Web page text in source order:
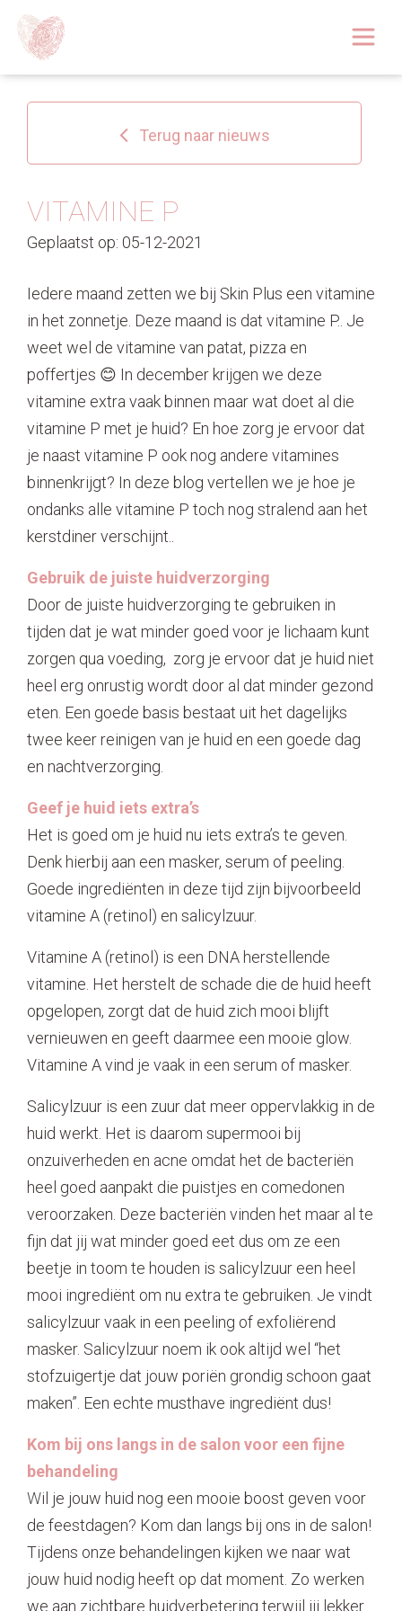
Over
Huidoplossingen
Behandelingen
Tarieven 2026
Blog
Webshop
Afspraak
Contact
Terug naar nieuws
VITAMINE P
Geplaatst op: 05-12-2021
Iedere maand zetten we bij Skin Plus een vitamine
in het zonnetje. Deze maand is dat vitamine P.. Je
weet wel de vitamine van patat, pizza en
poffertjes 😊 In december krijgen we deze
vitamine extra vaak binnen maar wat doet al die
vitamine P met je huid? En hoe zorg je ervoor dat
je naast vitamine P ook nog andere vitamines
binnenkrijgt? In deze blog vertellen we je hoe je
ondanks alle vitamine P toch nog stralend aan het
kerstdiner verschijnt..
Gebruik de juiste huidverzorging
Door de juiste huidverzorging te gebruiken in
tijden dat je wat minder goed voor je lichaam kunt
zorgen qua voeding, zorg je ervoor dat je huid niet
heel erg onrustig wordt door al dat minder gezond
eten. Een goede basis bestaat uit het dagelijks
twee keer reinigen van je huid en een goede dag
en nachtverzorging.
Geef je huid iets extra’s
Het is goed om je huid nu iets extra’s te geven.
Denk hierbij aan een masker, serum of peeling.
Goede ingrediënten in deze tijd zijn bijvoorbeeld
vitamine A (retinol) en salicylzuur.
Vitamine A (retinol) is een DNA herstellende
vitamine. Het herstelt de schade die de huid heeft
opgelopen, zorgt dat de huid zich mooi blijft
vernieuwen en geeft daarmee een mooie glow.
Vitamine A vind je vaak in een serum of masker.
Salicylzuur is een zuur dat meer oppervlakkig in de
huid werkt. Het is daarom supermooi bij
onzuiverheden en acne omdat het de bacteriën
heel goed aanpakt die puistjes en comedonen
veroorzaken. Deze bacteriën vinden het maar al te
fijn dat jij wat minder goed eet dus om ze een
beetje in toom te houden is salicylzuur een heel
mooi ingrediënt om nu extra te gebruiken. Je vindt
salicylzuur vaak in een peeling of exfoliërend
masker. Salicylzuur noem ik ook altijd wel “het
stofzuigertje dat jouw poriën grondig schoon gaat
maken”. Een echte musthave ingrediënt dus!
Kom bij ons langs in de salon voor een fijne
behandeling
Wil je jouw huid nog een mooie boost geven voor
de feestdagen? Kom dan langs bij ons in de salon!
Tijdens onze behandelingen kijken we naar wat
jouw huid nodig heeft op dat moment. Zo werken
we aan zichtbare huidverbetering terwijl jij lekker